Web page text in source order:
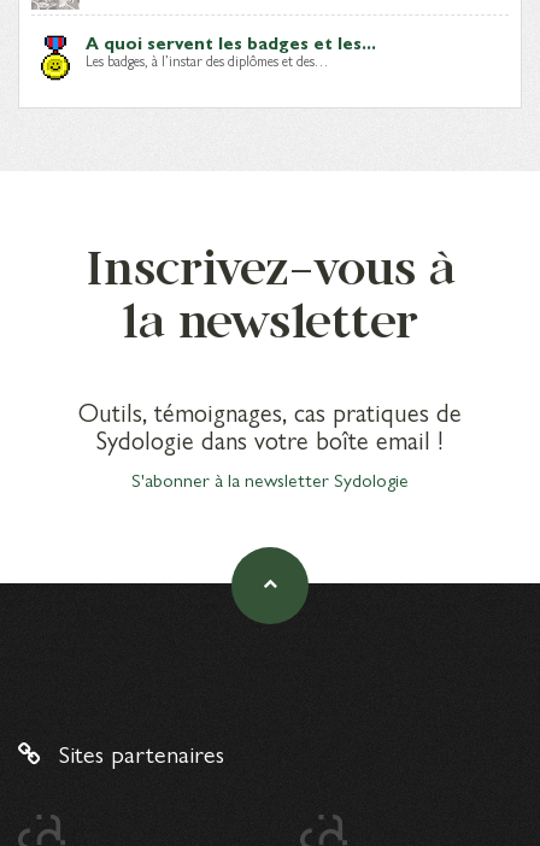
A quoi servent les badges et les...
Les badges, à l’instar des diplômes et des…
Inscrivez-vous à
la newsletter
Outils, témoignages, cas pratiques de
Sydologie dans votre boîte email !
S'abonner à la newsletter Sydologie
Sites partenaires